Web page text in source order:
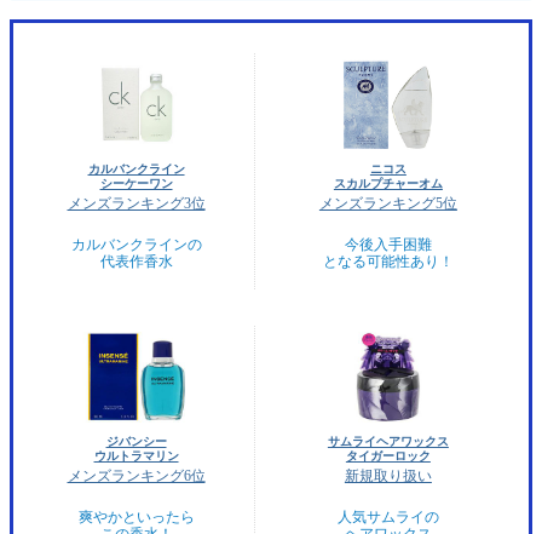
カルバンクライン
シーケーワン
メンズランキング3位
カルバンクラインの
代表作香水
ニコス
スカルプチャーオム
メンズランキング5位
今後入手困難
となる可能性あり！
ジバンシー
ウルトラマリン
メンズランキング6位
爽やかといったら
サムライヘアワックス
タイガーロック
新規取り扱い
人気サムライの